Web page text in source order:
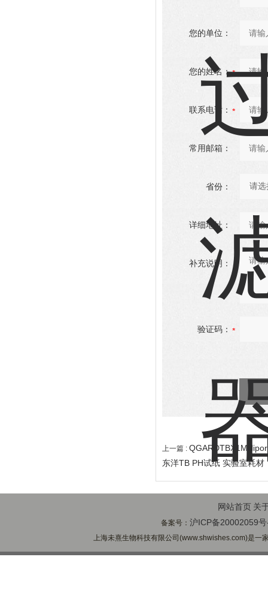
您的单位：
您的姓名：
联系电话：
常用邮箱：
省份：
详细地址：
补充说明：
验证码：
上一篇 :
东洋TB PH试纸 实验室耗材
网站首页 关
备案号：沪ICP备20002059
上海未熹生物科技有限公司(www.shwishes.com)是一